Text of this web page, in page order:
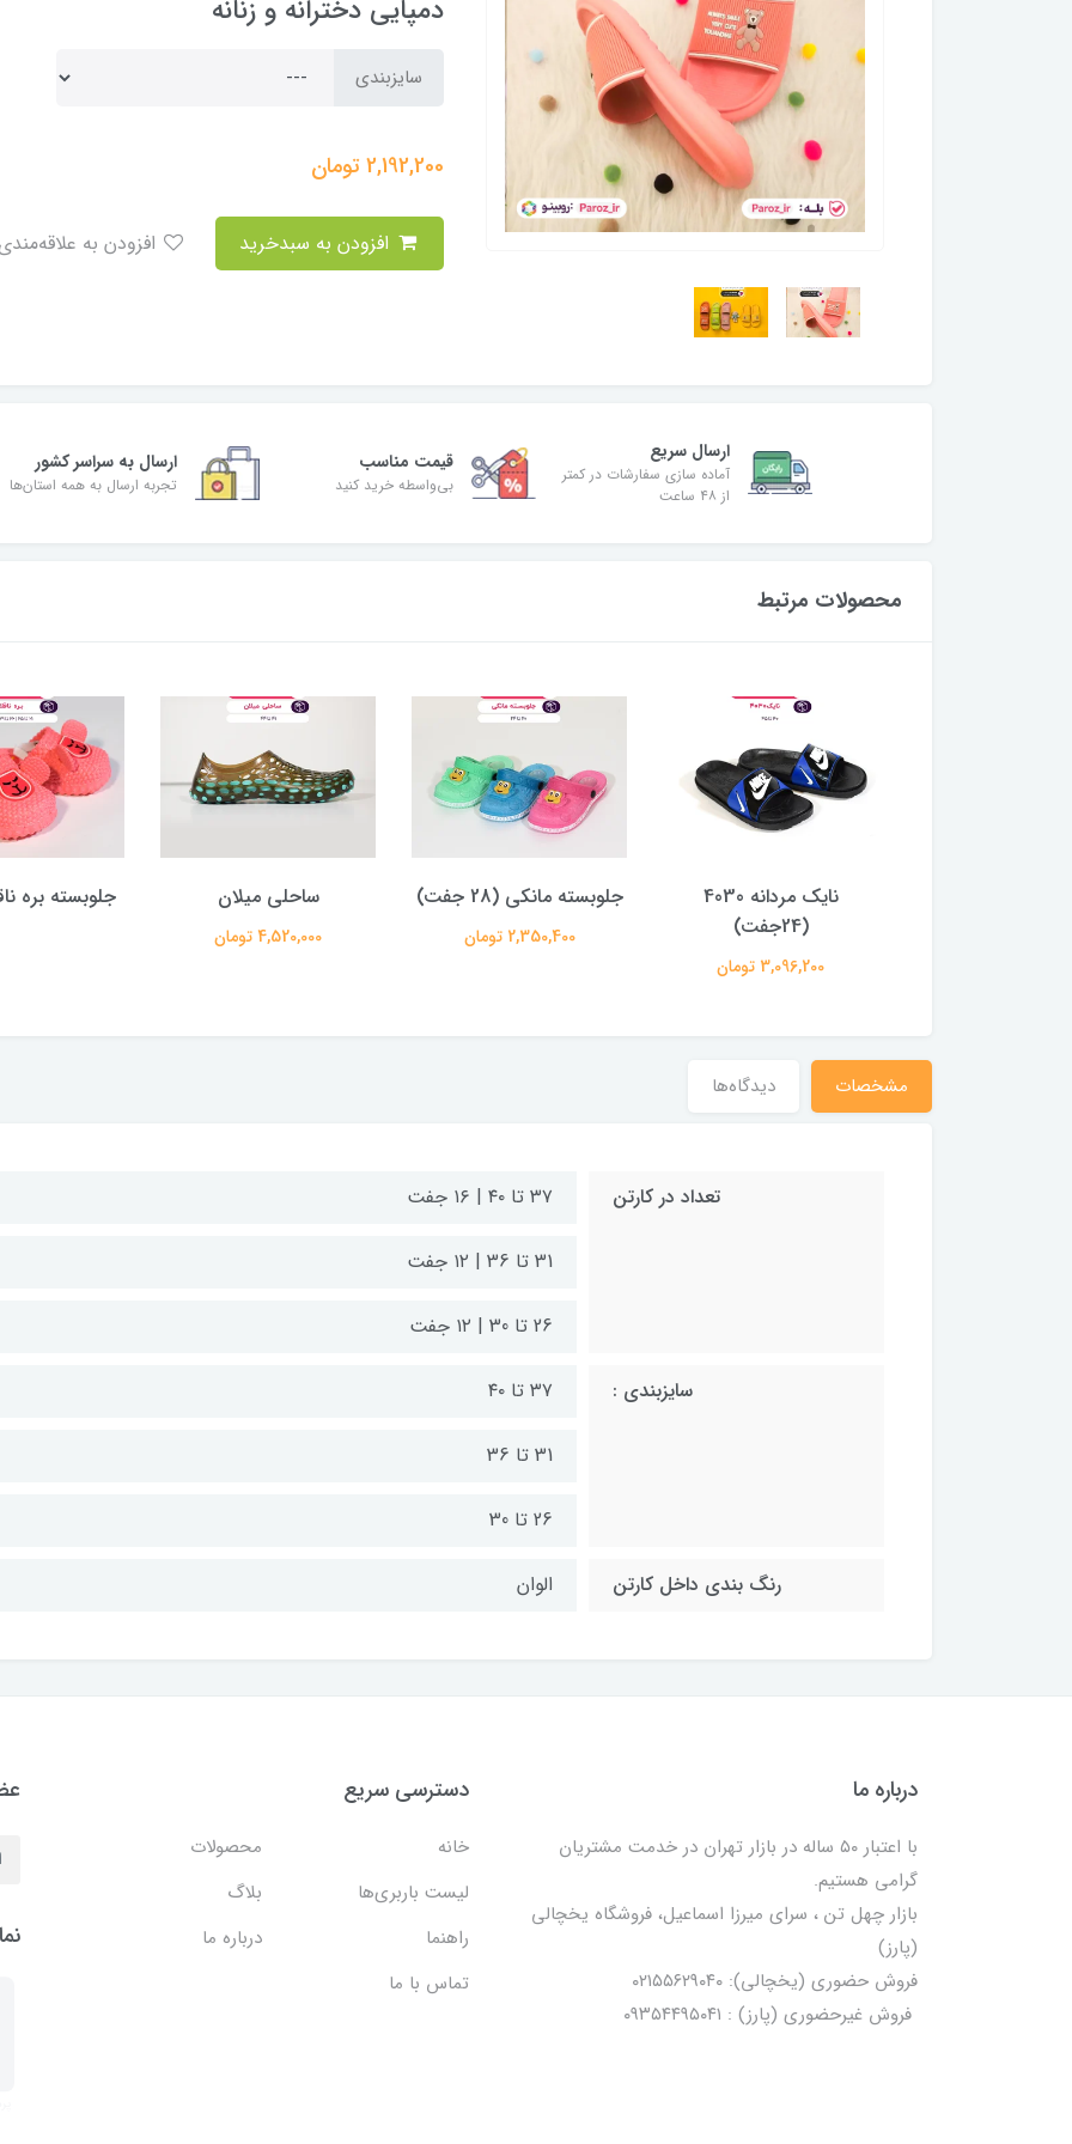
دمپایی دخترانه و زنانه
سایزبندی
2,192,200تومان
ارسال سریع
آماده سازی سفارشات در کمتر
از ۴۸ ساعت
قیمت مناسب
بی‌واسطه خرید کنید
ارسال به سراسر کشور
تجربه ارسال به همه استان‌ها
محصولات مرتبط
جلوبسته مانکی (28 جفت)
2,350,400 تومان
ساحلی میلان
4,520,000 تومان
جلوبسته بره ناقلا پاستیلی تدی
مشخصات دیدگاه‌ها
تعداد در کارتن ۳۷ تا ۴۰ | ۱۶ جفت
31 تا 36 | ۱۲ جفت
26 تا 30 | ۱۲ جفت
سایزبندی : ۳۷ تا ۴۰
31 تا 36
26 تا 30
رنگ بندی داخل کارتن الوان
درباره ما
با اعتبار ۵۰ ساله در بازار تهران در خدمت مشتریان
گرامی هستیم.
بازار چهل تن ، سرای میرزا اسماعیل، فروشگاه یخچالی‌
(پارز)
فروش حضوری (یخچالی): ۰۲۱۵۵۶۲۹۰۴۰
فروش غیرحضوری (پارز) : ۰۹۳۵۴۴۹۵۰۴۱
دسترسی سریع
خانه
محصولات
لیست باربری‌ها
بلاگ
راهنما
درباره ما
تماس با ما